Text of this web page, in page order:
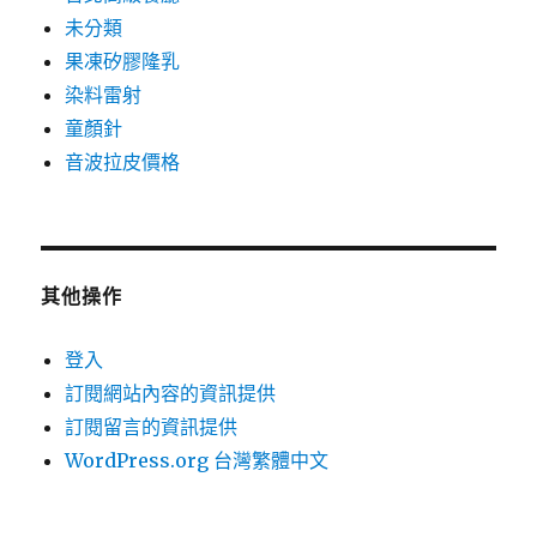
未分類
果凍矽膠隆乳
染料雷射
童顏針
音波拉皮價格
其他操作
登入
訂閱網站內容的資訊提供
訂閱留言的資訊提供
WordPress.org 台灣繁體中文